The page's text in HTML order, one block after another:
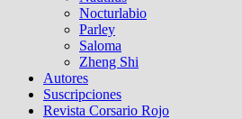
Nocturlabio
Parley
Saloma
Zheng Shi
Autores
Suscripciones
Revista Corsario Rojo